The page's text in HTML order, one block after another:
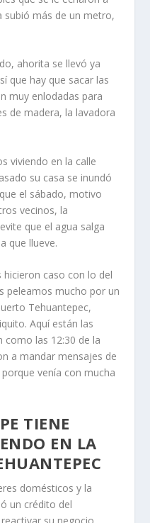
subió más de un metro,
ahorita se llevó ya
que hay que sacar las
muy enlodadas para
de madera, la lavadora
viviendo en la calle
su casa se inundó
el sábado, motivo
vecinos, la
que el agua salga
que llueve.
caso con lo del
peleamos mucho por un
Tehuantepec,
Aquí están las
como las 12:30 de la
a mandar mensajes de
venía con mucha
TIENE
EN LA
domésticos y la
un crédito del
su negocio,